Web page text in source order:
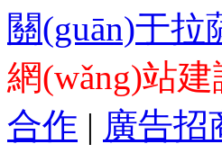
關(guān)于
網(wǎng)站
合作 | 廣告招